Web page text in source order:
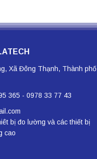
Xã Đông Thạnh, Thành phố
365 - 0978 33 77 43
bị đo lường và các thiết bị
cao